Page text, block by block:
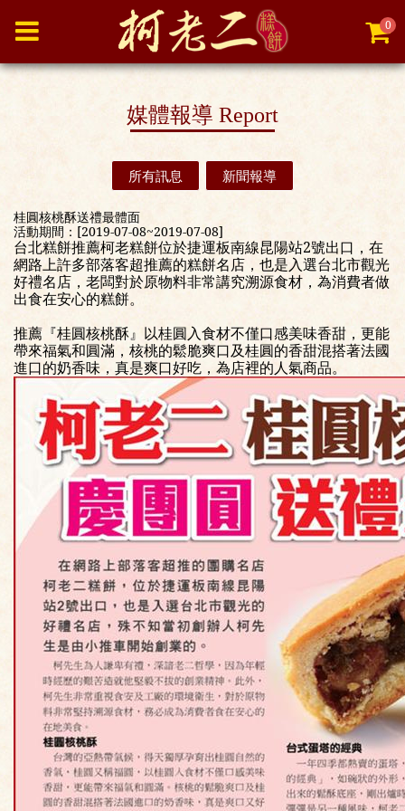
0
媒體報導 Report
所有訊息 新聞報導
桂圓核桃酥送禮最體面
活動期間：[2019-07-08~2019-07-08]
台北糕餅推薦柯老糕餅位於捷運板南線昆陽站2號出口，在
網路上許多部落客超推薦的糕餅名店，也是入選台北市觀光
好禮名店，老闆對於原物料非常講究溯源食材，為消費者做
出食在安心的糕餅。
推薦『桂圓核桃酥』以桂圓入食材不僅口感美味香甜，更能
帶來福氣和圓滿，核桃的鬆脆爽口及桂圓的香甜混搭著法國
進口的奶香味，真是爽口好吃，為店裡的人氣商品。